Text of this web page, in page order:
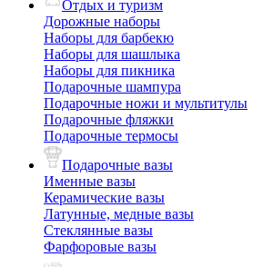
Отдых и туризм
Дорожные наборы
Наборы для барбекю
Наборы для шашлыка
Наборы для пикника
Подарочные шампура
Подарочные ножи и мультитулы
Подарочные фляжки
Подарочные термосы
Подарочные вазы
Именные вазы
Керамические вазы
Латунные, медные вазы
Стеклянные вазы
Фарфоровые вазы